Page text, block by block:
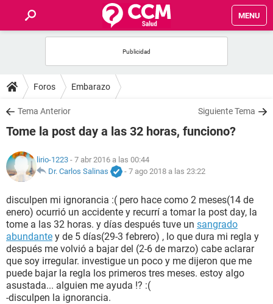
MENU
FOROS
SALUD
NUTRICIÓN
BIENESTAR
SEXUALIDAD
GLOSARIO
Foros Embarazo
Tema Anterior Siguiente Tema
Tome la post day a las 32 horas, funciono?
lirio-1223 - 7 abr 2016 a las 00:44
Dr. Carlos Salinas
- 7 ago 2018 a las 23:22
disculpen mi ignorancia :( pero hace como 2 meses(14 de
enero) ocurrió un accidente y recurrí a tomar la post day, la
tome a las 32 horas. y días después tuve un sangrado
abundante y de 5 días(29-3 febrero) , lo que dura mi regla y
después me volvió a bajar del (2-6 de marzo) cabe aclarar
que soy irregular. investigue un poco y me dijeron que me
puede bajar la regla los primeros tres meses. estoy algo
asustada... alguien me ayuda !? :(
-disculpen la ignorancia.